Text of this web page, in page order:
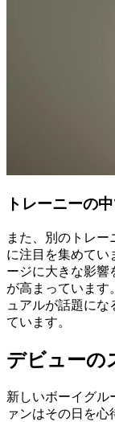
トレーニーの
また、別のトレ
に注目を集めてい
ージに大きな影響
が高まっています
ュアルが話題に
ています。
デビューの
新しいボーイグル
ァンはその日を